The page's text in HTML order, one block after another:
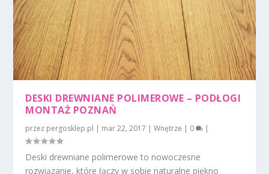
DESKI DREWNIANE POLIMEROWE – PODŁOGI
MONTAŻ POZNAŃ
przez pergosklep.pl | mar 22, 2017 |Wnętrze | 0 |
Deski drewniane polimerowe to nowoczesne
rozwiązanie, które łączy w sobie naturalne piękno